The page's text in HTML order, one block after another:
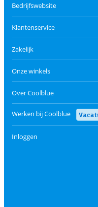
Bedrijfswebsite
Klantenservice
Zakelijk
Onze winkels
Over Coolblue
Werken bij Coolblue
Inloggen